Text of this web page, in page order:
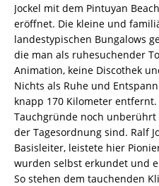
Jockel mit dem Pintuyan
eröffnet. Die kleine und
landestypischen Bungalows
die man als ruhesuchender
Animation, keine Discothek
Nichts als Ruhe und
knapp 170 Kilometer
Tauchgründe noch
der Tagesordnung sind. Ralf
Basisleiter, leistete hier
wurden selbst erkundet und
So stehen dem tauchenden